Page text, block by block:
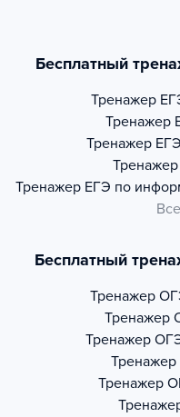
Бесплатный
Тренажер
Тренажер
Тренажер
Тренажер
Тренажер ЕГЭ по
Бесплатный
Тренажер
Тренажер
Тренажер
Тренажер
Тренажер